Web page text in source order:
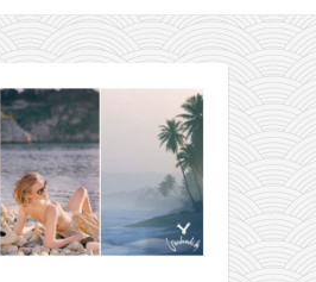
Между
Кипром и
Грецией
паром
Летом:
из
Минска